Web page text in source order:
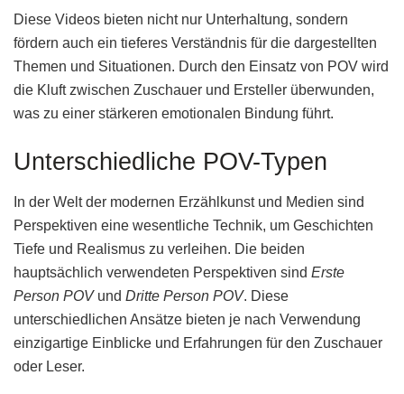
Diese Videos bieten nicht nur Unterhaltung, sondern
fördern auch ein tieferes Verständnis für die dargestellten
Themen und Situationen. Durch den Einsatz von POV wird
die Kluft zwischen Zuschauer und Ersteller überwunden,
was zu einer stärkeren emotionalen Bindung führt.
Unterschiedliche POV-Typen
In der Welt der modernen Erzählkunst und Medien sind
Perspektiven eine wesentliche Technik, um Geschichten
Tiefe und Realismus zu verleihen. Die beiden
hauptsächlich verwendeten Perspektiven sind Erste
Person POVund Dritte Person POV. Diese
unterschiedlichen Ansätze bieten je nach Verwendung
einzigartige Einblicke und Erfahrungen für den Zuschauer
oder Leser.